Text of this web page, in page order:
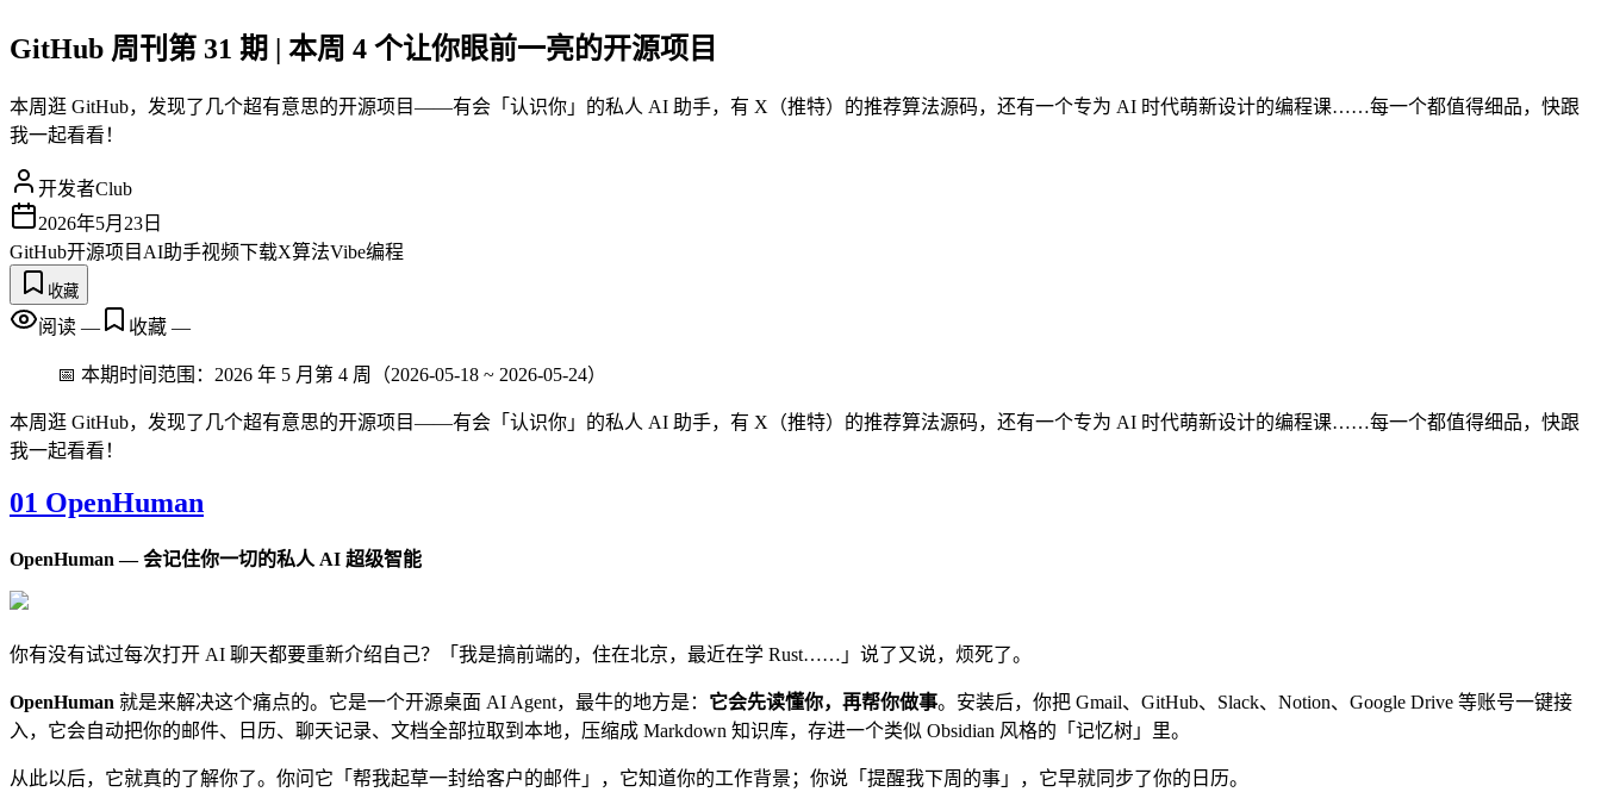
GitHub 周刊第 31 期 | 本周 4 个让你眼前一亮的开源项目
本周逛 GitHub，发现了几个超有意思的开源项目——有会「认识你」的私人 AI 助手，有 X（推特）的推荐算法源码，还有一个专为 AI 时代萌新设计的编程课……每一个都值得细品，快跟
我一起看看！
开发者Club
2026年5月23日
GitHub开源项目 AI助手视频下载X算法Vibe编程
收藏
阅读 — 收藏 —
📅 本期时间范围：2026 年 5 月第 4 周（2026-05-18 ~ 2026-05-24）
本周逛 GitHub，发现了几个超有意思的开源项目——有会「认识你」的私人 AI 助手，有 X（推特）的推荐算法源码，还有一个专为 AI 时代萌新设计的编程课……每一个都值得细品，快跟
我一起看看！
01 OpenHuman
OpenHuman — 会记住你一切的私人 AI 超级智能
你有没有试过每次打开 AI 聊天都要重新介绍自己？「我是搞前端的，住在北京，最近在学 Rust……」说了又说，烦死了。
OpenHuman 就是来解决这个痛点的。它是一个开源桌面 AI Agent，最牛的地方是： 它会先读懂你，再帮你做事。安装后，你把 Gmail、GitHub、Slack、Notion、Google Drive 等账号一键接
入，它会自动把你的邮件、日历、聊天记录、文档全部拉取到本地，压缩成 Markdown 知识库，存进一个类似 Obsidian 风格的「记忆树」里。
从此以后，它就真的了解你了。你问它「帮我起草一封给客户的邮件」，它知道你的工作背景；你说「提醒我下周的事」，它早就同步了你的日历。